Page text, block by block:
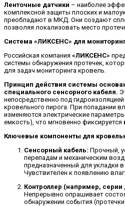
Ленточные датчики – наиболее
комплексной защиты плоских и
преобладают в МКД. Они создают
позволяя локализовать место
Система «ЛИКСЕНС» для
Российская компания «ЛИКСЕНС»
системы обнаружения протечек,
для задач мониторинга кровель.
Принцип действия системы
специального сенсорного кабеля.
непосредственно под
кровельного пирога. При попадании
изменяются электрические
емкость), что мгновенно фиксируется
Ключевые компоненты для
Сенсорный кабель: Прочный,
перепадам и механическим
предназначенный для укладки
Чувствителен к появлению
Контроллер (например, серии
Непрерывно опрашивает
обнаружении события